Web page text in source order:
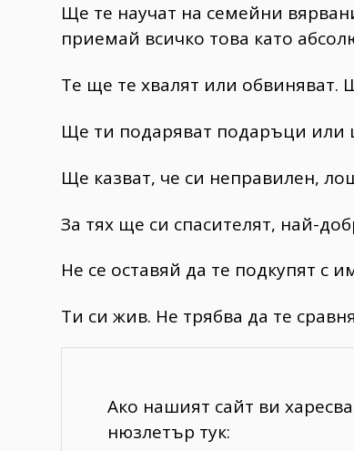
Ще те научат на семейни
приемай всичко това като
Те ще те хвалят или обвиняват.
Ще ти подаряват подаръци или
Ще казват, че си неправилен,
За тях ще си спасителят, най-
Не се оставяй да те подкупят с
Ти си жив. Не трябва да те
Ако нашият сайт ви
нюзлетър тук: